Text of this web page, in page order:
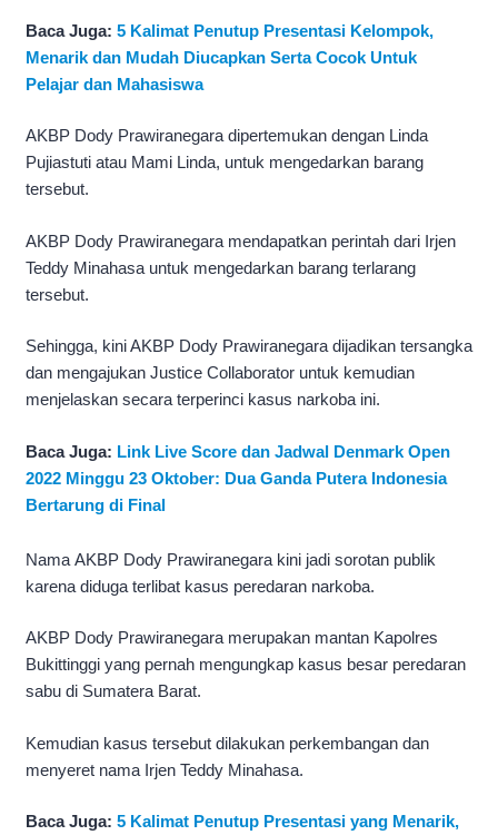
Baca Juga: 5 Kalimat Penutup Presentasi Kelompok,
Menarik dan Mudah Diucapkan Serta Cocok Untuk
Pelajar dan Mahasiswa
AKBP Dody Prawiranegara dipertemukan dengan Linda
Pujiastuti atau Mami Linda, untuk mengedarkan barang
tersebut.
AKBP Dody Prawiranegara mendapatkan perintah dari Irjen
Teddy Minahasa untuk mengedarkan barang terlarang
tersebut.
Sehingga, kini AKBP Dody Prawiranegara dijadikan tersangka
dan mengajukan Justice Collaborator untuk kemudian
menjelaskan secara terperinci kasus narkoba ini.
Baca Juga: Link Live Score dan Jadwal Denmark Open
2022 Minggu 23 Oktober: Dua Ganda Putera Indonesia
Bertarung di Final
Nama AKBP Dody Prawiranegara kini jadi sorotan publik
karena diduga terlibat kasus peredaran narkoba.
AKBP Dody Prawiranegara merupakan mantan Kapolres
Bukittinggi yang pernah mengungkap kasus besar peredaran
sabu di Sumatera Barat.
Kemudian kasus tersebut dilakukan perkembangan dan
menyeret nama Irjen Teddy Minahasa.
Baca Juga: 5 Kalimat Penutup Presentasi yang Menarik,